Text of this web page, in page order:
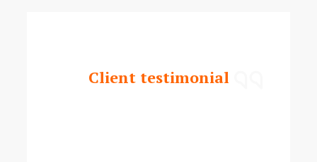
Client testimonial